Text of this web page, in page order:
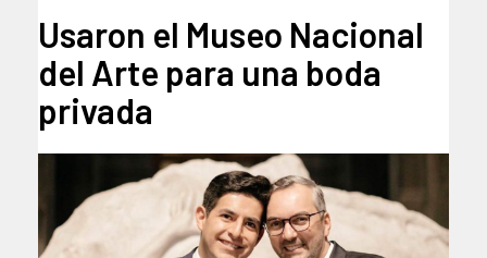
Usaron el Museo Nacional
del Arte para una boda
privada